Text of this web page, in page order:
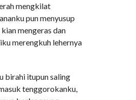
mengkilat
pun menyusup
mengeras dan
merengkuh lehernya
birahi itupun saling
tenggorokanku,